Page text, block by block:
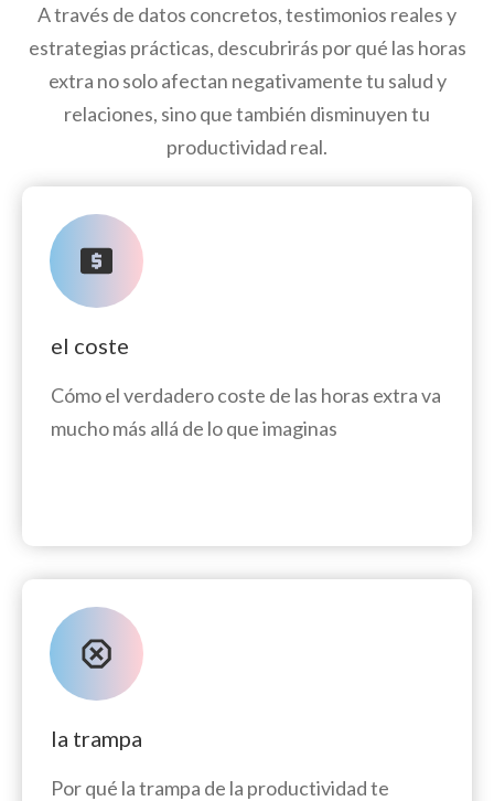
A través de datos concretos, testimonios reales y
estrategias prácticas, descubrirás por qué las horas
extra no solo afectan negativamente tu salud y
relaciones, sino que también disminuyen tu
productividad real.
el coste
Cómo el verdadero coste de las horas extra va
mucho más allá de lo que imaginas
la trampa
Por qué la trampa de la productividad te